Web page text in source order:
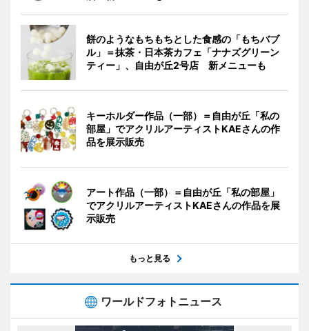
餅のようなもちもちとした食感の「もちバブ
ル」＝抹茶・日本茶カフェ「ナナズグリーン
ティー」、自由が丘2号店 新メニューも
キーホルダー作品（一部）＝自由が丘「私の
部屋」でアクリルアーティストKAEさんの作
品を展示販売
アート作品（一部）＝自由が丘「私の部屋」
でアクリルアーティストKAEさんの作品を展
示販売
もっと見る
ワールドフォトニュース